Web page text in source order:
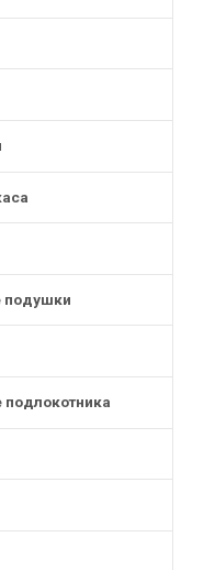
подушки